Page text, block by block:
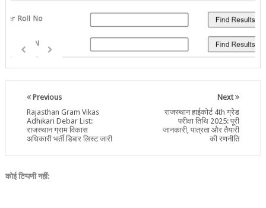
Next
राजस्थान हाईकोर्ट 4th ग्रेड
परीक्षा तिथि 2025: पूरी
जानकारी, पात्रता और तैयारी
की रणनीति
Previous
Rajasthan Gram Vikas
Adhikari Debar List:
राजस्थान ग्राम विकास
अधिकारी भर्ती डिबार लिस्ट जारी
कोई टिप्पणी नहीं: